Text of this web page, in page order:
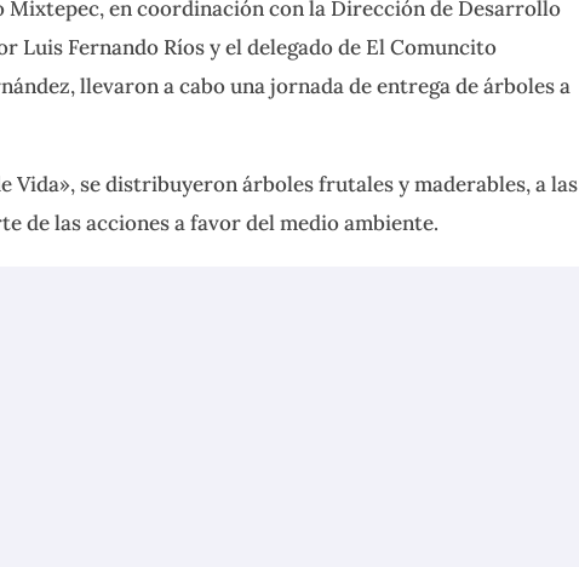
Mixtepec, en coordinación con la Dirección de Desarrollo
Luis Fernando Ríos y el delegado de ElComuncito
llevaron a cabo una jornada de entrega de árboles a
Vida», se distribuyeron árboles frutales y maderables, a las
de las acciones a favor del medio ambiente.